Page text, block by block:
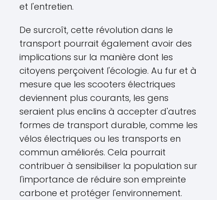
et l'entretien.
De surcroît, cette révolution dans le
transport pourrait également avoir des
implications sur la manière dont les
citoyens perçoivent l'écologie. Au fur et à
mesure que les scooters électriques
deviennent plus courants, les gens
seraient plus enclins à accepter d'autres
formes de transport durable, comme les
vélos électriques ou les transports en
commun améliorés. Cela pourrait
contribuer à sensibiliser la population sur
l'importance de réduire son empreinte
carbone et protéger l'environnement.